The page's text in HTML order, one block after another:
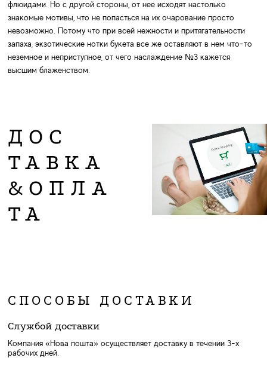
флюидами. Но с другой стороны, от нее исходят настолько
знакомые мотивы, что не попасться на их очарование просто
невозможно. Потому что при всей нежности и притягательности
запаха, экзотические нотки букета все же оставляют в нем что-то
неземное и неприступное, от чего наслаждение №3 кажется
высшим блаженством.
ДОС
ТАВКА
&ОПЛА
ТА
СПОСОБЫ ДОСТАВКИ
Службой доставки
Компания «Нова пошта» осуществляет доставку в течении 3-х
рабочих дней.